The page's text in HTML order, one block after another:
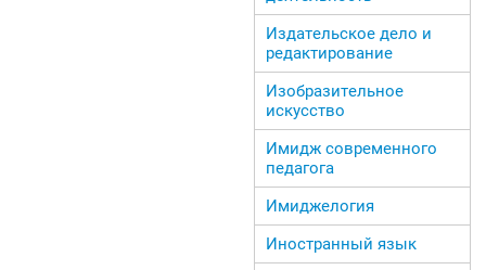
Издательское дело и
редактирование
Изобразительное
искусство
Имидж современного
педагога
Имиджелогия
Иностранный язык